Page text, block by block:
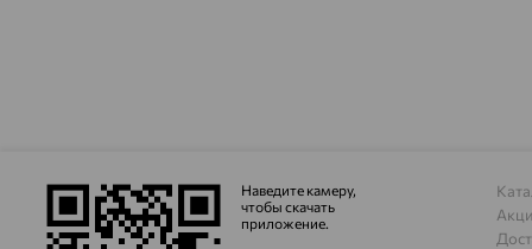
Наведите камеру,
чтобы скачать
приложение.